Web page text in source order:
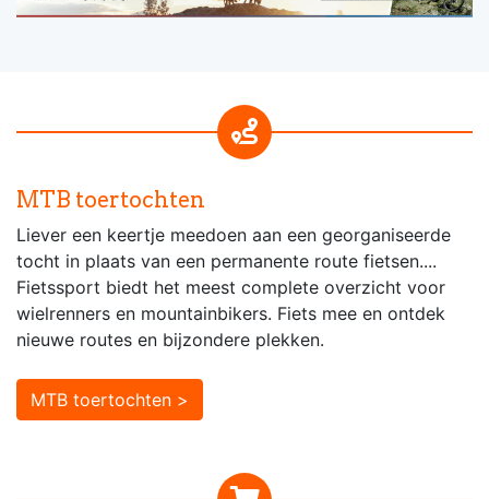
MTB toertochten
Liever een keertje meedoen aan een georganiseerde
tocht in plaats van een permanente route fietsen....
Fietssport biedt het meest complete overzicht voor
wielrenners en mountainbikers. Fiets mee en ontdek
nieuwe routes en bijzondere plekken.
MTB toertochten >